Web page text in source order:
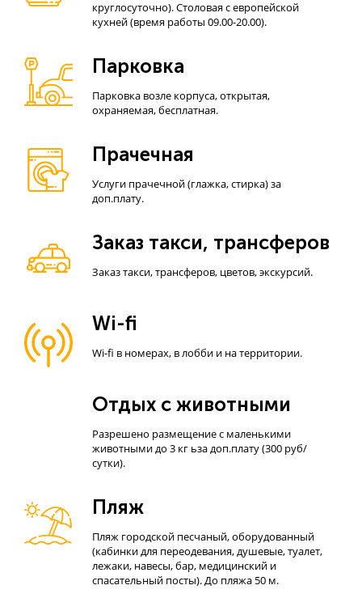
круглосуточно). Столовая с европейской
кухней (время работы 09.00-20.00).
Парковка
Парковка возле корпуса, открытая,
охраняемая, бесплатная.
Прачечная
Услуги прачечной (глажка, стирка) за
доп.плату.
Заказ такси, трансферов
Заказ такси, трансферов, цветов, экскурсий.
Wi-fi
Wi-fi в номерах, в лобби и на территории.
Отдых с животными
Разрешено размещение с маленькими
животными до 3 кг ьза доп.плату (300 руб/
сутки).
Пляж
Пляж городской песчаный, оборудованный
(кабинки для переодевания, душевые, туалет,
лежаки, навесы, бар, медицинский и
спасательный посты). До пляжа 50 м.